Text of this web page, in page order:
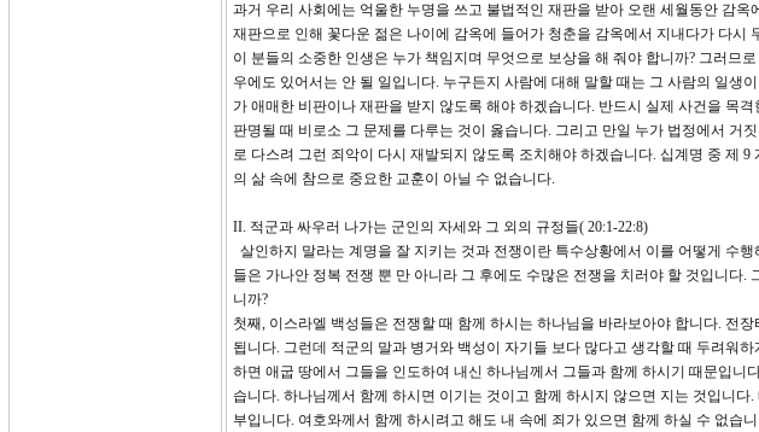
과거 우리 사회에는 억울한 누명을 쓰고 불법적인 재판을 받아 오랜 세월동안 감
재판으로 인해 꽃다운 젊은 나이에 감옥에 들어가 청춘을 감옥에서 지내다가 다시
이 분들의 소중한 인생은 누가 책임지며 무엇으로 보상을 해 줘야 합니까? 그러므
우에도 있어서는 안 될 일입니다. 누구든지 사람에 대해 말할 때는 그 사람의 일생
가 애매한 비판이나 재판을 받지 않도록 해야 하겠습니다. 반드시 실제 사건을 목
판명될 때 비로소 그 문제를 다루는 것이 옳습니다. 그리고 만일 누가 법정에서 거
로 다스려 그런 죄악이 다시 재발되지 않도록 조치해야 하겠습니다. 십계명 중 제 9
의 삶 속에 참으로 중요한 교훈이 아닐 수 없습니다.
II. 적군과 싸우러 나가는 군인의 자세와 그 외의 규정들( 20:1-22:8)
살인하지 말라는 계명을 잘 지키는 것과 전쟁이란 특수상황에서 이를 어떻게 수
들은 가나안 정복 전쟁 뿐 만 아니라 그 후에도 수많은 전쟁을 치러야 할 것입니다.
니까?
첫째, 이스라엘 백성들은 전쟁할 때 함께 하시는 하나님을 바라보아야 합니다. 전
됩니다. 그런데 적군의 말과 병거와 백성이 자기들 보다 많다고 생각할 때 두려워
하면 애굽 땅에서 그들을 인도하여 내신 하나님께서 그들과 함께 하시기 때문입니
습니다. 하나님께서 함께 하시면 이기는 것이고 함께 하시지 않으면 지는 것입니
부입니다. 여호와께서 함께 하시려고 해도 내 속에 죄가 있으면 함께 하실 수 없습